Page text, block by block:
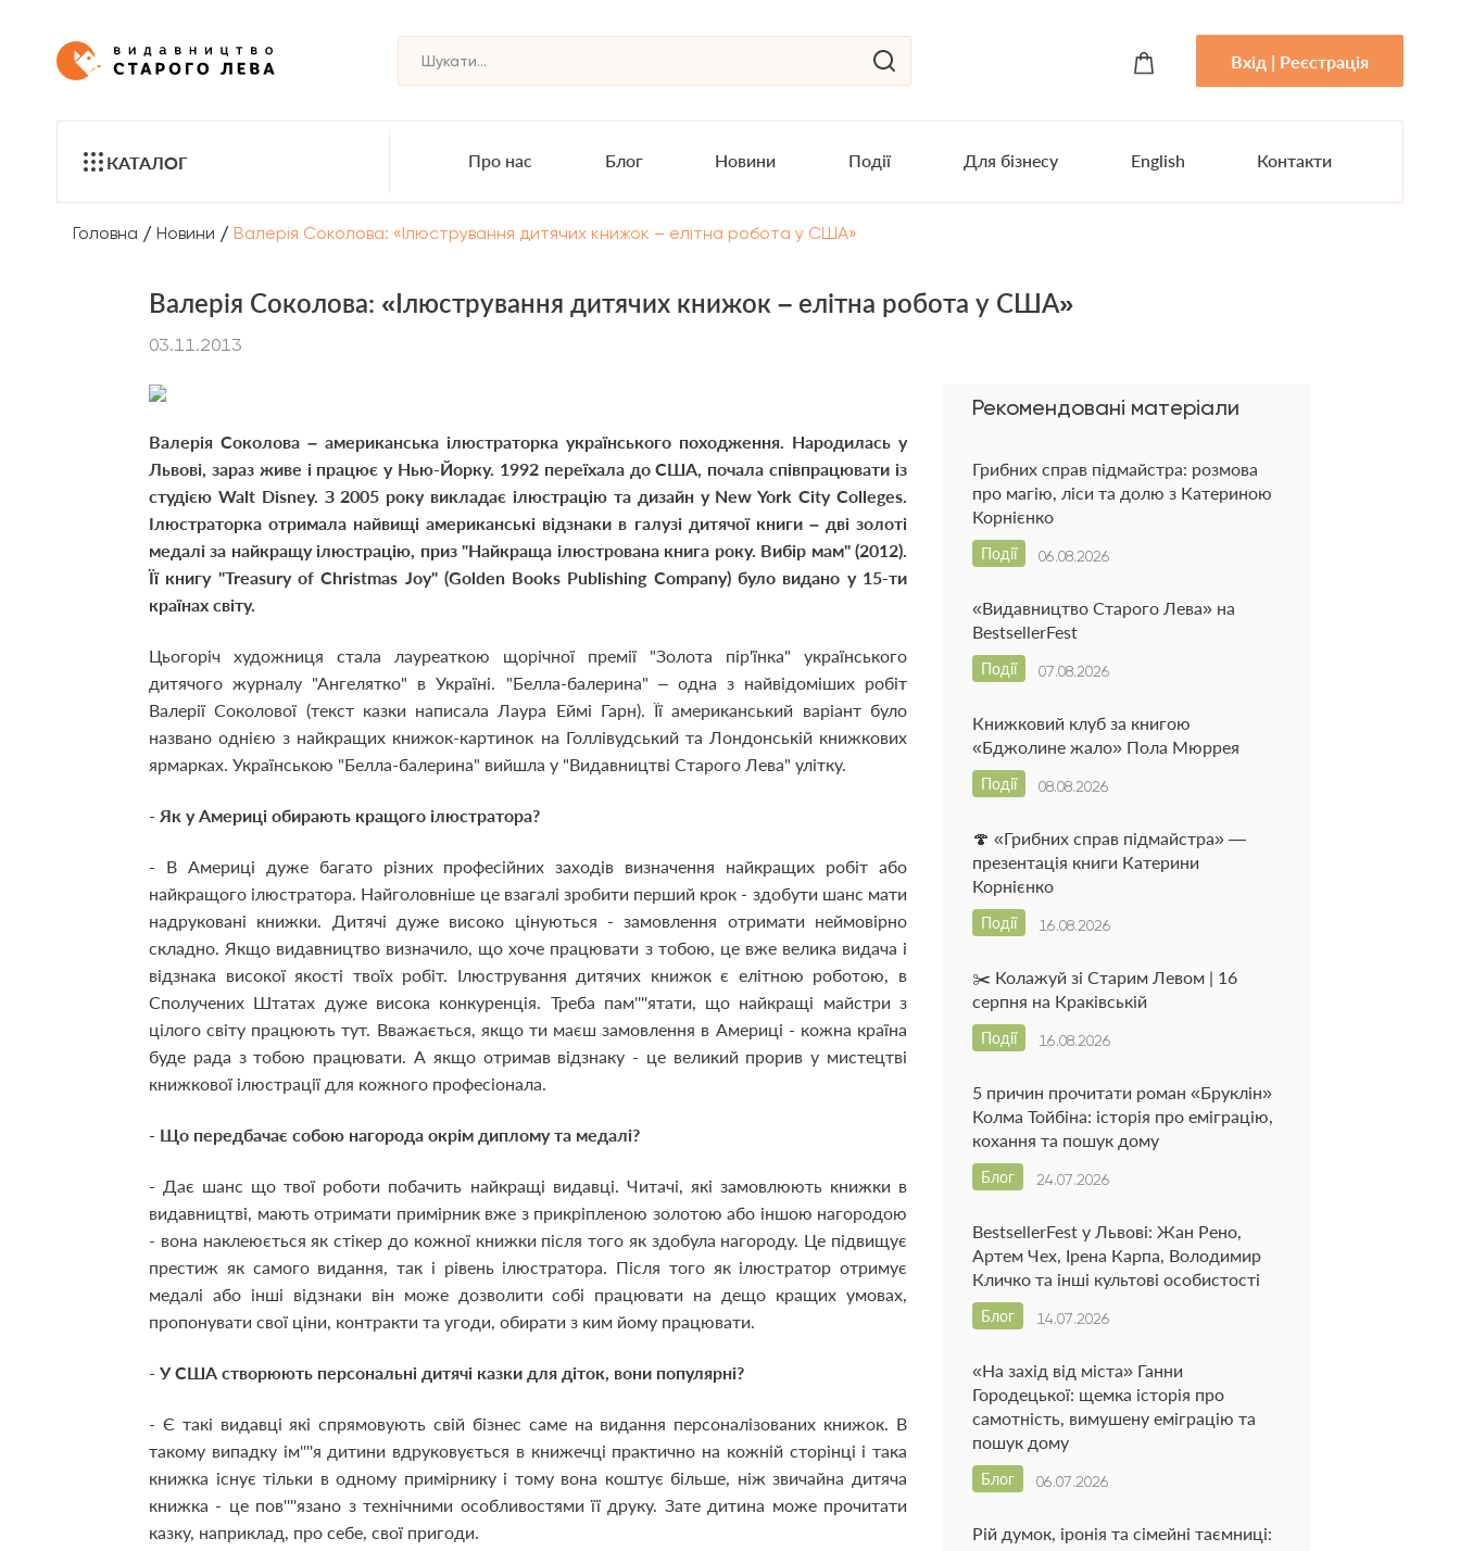
Вхід | Реєстрація
КАТАЛОГ Про нас Блог Новини Події Для бізнесу English Контакти
Головна / Новини / Валерія Соколова: «Ілюстрування дитячих книжок – елітна робота у США»
Валерія Соколова: «Ілюстрування дитячих книжок – елітна робота у США»
03.11.2013
Валерія Соколова – американська ілюстраторка українського походження. Народилась у
Львові, зараз живе і працює у Нью-Йорку. 1992 переїхала до США, почала співпрацювати із
студією Walt Disney. З 2005 року викладає ілюстрацію та дизайн у New York City Colleges.
Ілюстраторка отримала найвищі американські відзнаки в галузі дитячої книги – дві золоті
медалі за найкращу ілюстрацію, приз "Найкраща ілюстрована книга року. Вибір мам" (2012).
Її книгу "Treasury of Christmas Joy" (Golden Books Publishing Company) було видано у 15-ти
країнах світу.
Цьогоріч художниця стала лауреаткою щорічної премії "Золота пір'їнка" українського
дитячого журналу "Ангелятко" в Україні. "Белла-балерина" – одна з найвідоміших робіт
Валерії Соколової (текст казки написала Лаура Еймі Гарн). Її американський варіант було
названо однією з найкращих книжок-картинок на Голлівудський та Лондонській книжкових
ярмарках. Українською "Белла-балерина" вийшла у "Видавництві Старого Лева" улітку.
- Як у Америці обирають кращого ілюстратора?
- В Америці дуже багато різних професійних заходів визначення найкращих робіт або
найкращого ілюстратора. Найголовніше це взагалі зробити перший крок - здобути шанс мати
надруковані книжки. Дитячі дуже високо цінуються - замовлення отримати неймовірно
складно. Якщо видавництво визначило, що хоче працювати з тобою, це вже велика видача і
відзнака високої якості твоїх робіт. Ілюстрування дитячих книжок є елітною роботою, в
Сполучених Штатах дуже висока конкуренція. Треба пам''''ятати, що найкращі майстри з
цілого світу працюють тут. Вважається, якщо ти маєш замовлення в Америці - кожна країна
буде рада з тобою працювати. А якщо отримав відзнаку - це великий прорив у мистецтві
книжкової ілюстрації для кожного професіонала.
- Що передбачає собою нагорода окрім диплому та медалі?
- Дає шанс що твої роботи побачить найкращі видавці. Читачі, які замовлюють книжки в
видавництві, мають отримати примірник вже з прикріпленою золотою або іншою нагородою
- вона наклеюється як стікер до кожної книжки після того як здобула нагороду. Це підвищує
престиж як самого видання, так і рівень ілюстратора. Після того як ілюстратор отримує
медалі або інші відзнаки він може дозволити собі працювати на дещо кращих умовах,
пропонувати свої ціни, контракти та угоди, обирати з ким йому працювати.
- У США створюють персональні дитячі казки для діток, вони популярні?
- Є такі видавці які спрямовують свій бізнес саме на видання персоналізованих книжок. В
такому випадку ім''''я дитини вдруковується в книжечці практично на кожній сторінці і така
книжка існує тільки в одному примірнику і тому вона коштує більше, ніж звичайна дитяча
книжка - це пов''''язано з технічними особливостями її друку. Зате дитина може прочитати
казку, наприклад, про себе, свої пригоди.
Рекомендовані матеріали
Грибних справ підмайстра: розмова
про магію, ліси та долю з Катериною
Корнієнко
06.08.2026
Події
«Видавництво Старого Лева» на
BestsellerFest
07.08.2026
Події
Книжковий клуб за книгою
«Бджолине жало» Пола Мюррея
08.08.2026
Події
🍄 «Грибних справ підмайстра» —
презентація книги Катерини
Корнієнко
16.08.2026
Події
✂️ Колажуй зі Старим Левом | 16
серпня на Краківській
16.08.2026
Події
5 причин прочитати роман «Бруклін»
Колма Тойбіна: історія про еміграцію,
кохання та пошук дому
24.07.2026
Блог
BestsellerFest у Львові: Жан Рено,
Артем Чех, Ірена Карпа, Володимир
Кличко та інші культові особистості
14.07.2026
Блог
«На захід від міста» Ганни
Городецької: щемка історія про
самотність, вимушену еміграцію та
пошук дому
06.07.2026
Блог
Рій думок, іронія та сімейні таємниці: